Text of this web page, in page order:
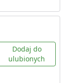
Dodaj do
ulubionych